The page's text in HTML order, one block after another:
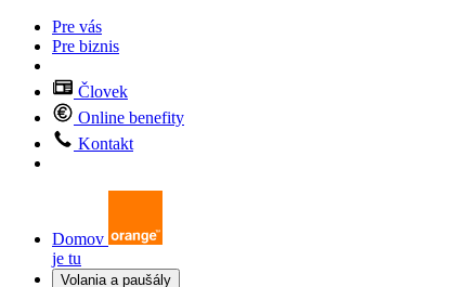
Pre vás
Pre biznis
Človek
Online benefity
Kontakt
Domov
je tu
Volania a paušály